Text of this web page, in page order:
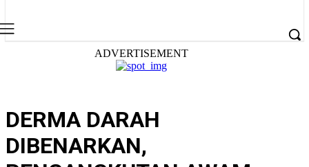
ADVERTISEMENT
DERMA DARAH
DIBENARKAN,